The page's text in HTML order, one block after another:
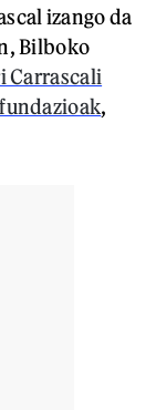
izango da
Bilboko
Carrascali
,